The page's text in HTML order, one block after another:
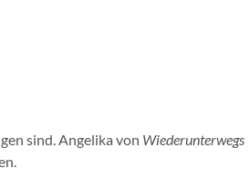
sind. Angelika von Wiederunterwegs